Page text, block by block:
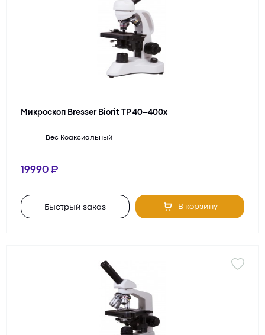
Микроскоп Bresser Biorit TP 40–400x
Вес Коаксиальный
19990
Быстрый заказ В корзину